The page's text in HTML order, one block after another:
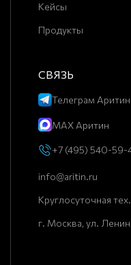
Кейсы
Продукты
СВЯЗЬ
Телеграм Аритин
MAX Аритин
+7 (495) 540-59-
info@aritin.ru
Круглосуточная
г. Москва, ул.